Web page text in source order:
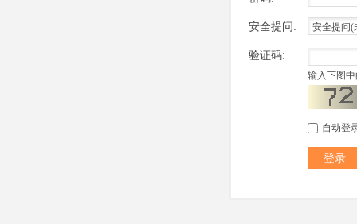
安全提问:
验证码:
输入下图
自动登
登录